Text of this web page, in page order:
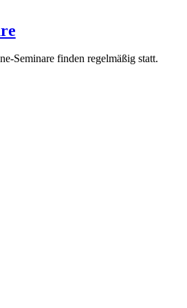
Seminare finden regelmäßig statt.